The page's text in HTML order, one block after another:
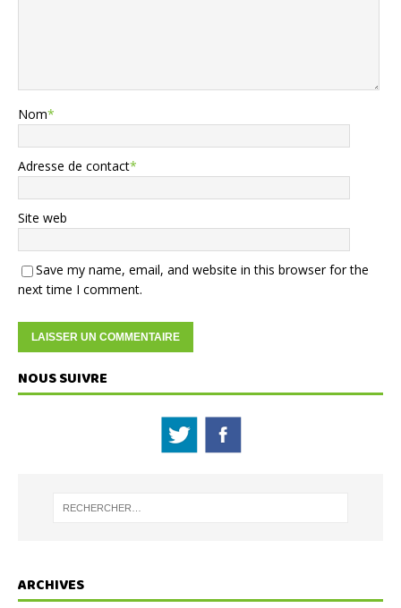
Nom*
Adresse de contact*
Site web
Save my name, email, and website in this browser for the
next time I comment.
NOUS SUIVRE
ARCHIVES